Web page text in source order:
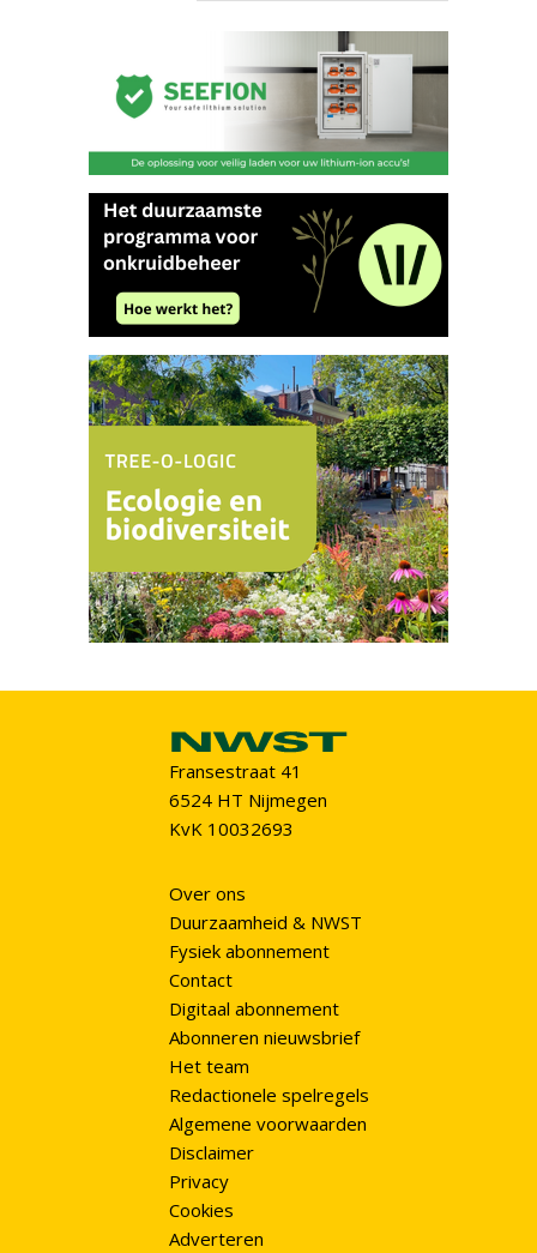
Fransestraat 41
6524 HT Nijmegen
KvK 10032693
Over ons
Duurzaamheid & NWST
Fysiek abonnement
Contact
Digitaal abonnement
Abonneren nieuwsbrief
Het team
Redactionele spelregels
Algemene voorwaarden
Disclaimer
Privacy
Cookies
Adverteren